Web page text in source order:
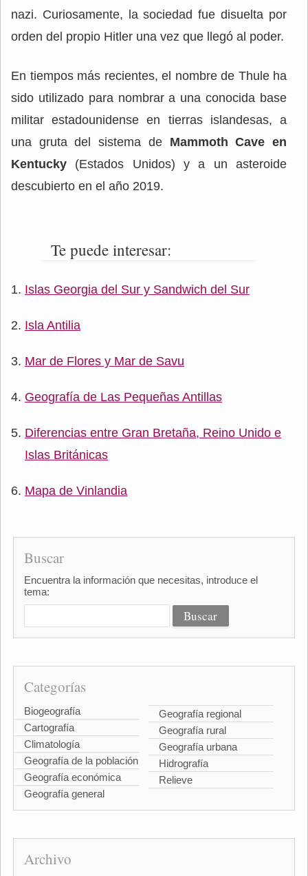
nazi. Curiosamente, la sociedad fue disuelta por
orden del propio Hitler una vez que llegó al poder.
En tiempos más recientes, el nombre de Thule ha
sido utilizado para nombrar a una conocida base
militar estadounidense en tierras islandesas, a
una gruta del sistema de Mammoth Cave en
Kentucky (Estados Unidos) y a un asteroide
descubierto en el año 2019.
Te puede interesar:
Islas Georgia del Sur y Sandwich del Sur
Isla Antilia
Mar de Flores y Mar de Savu
Geografía de Las Pequeñas Antillas
Diferencias entre Gran Bretaña, Reino Unido e
Islas Británicas
Mapa de Vinlandia
Buscar
Encuentra la información que necesitas, introduce el
tema:
Categorías
Biogeografía
Cartografía
Climatología
Geografía de la población
Geografía económica
Geografía general
Geografía regional
Geografía rural
Geografía urbana
Hidrografía
Relieve
Archivo